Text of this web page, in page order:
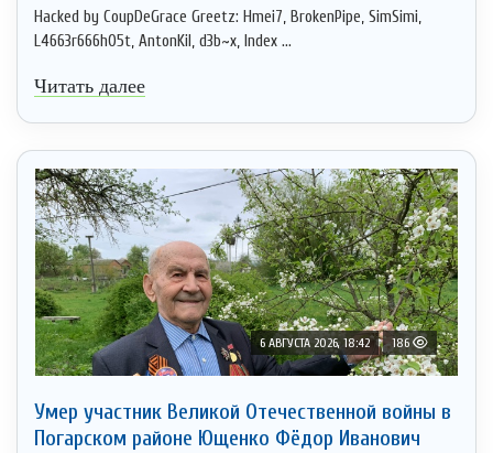
Hacked by CoupDeGrace Greetz: Hmei7, BrokenPipe, SimSimi,
L4663r666h05t, AntonKil, d3b~x, Index ...
Читать далее
6 АВГУСТА 2026, 18:42 186
Умер участник Великой Отечественной войны в
Погарском районе Ющенко Фёдор Иванович